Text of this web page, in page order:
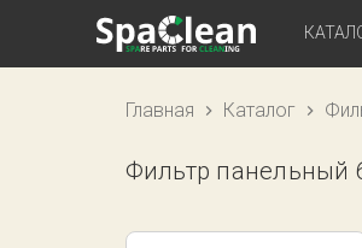
Главная Каталог
Фильтр панельный